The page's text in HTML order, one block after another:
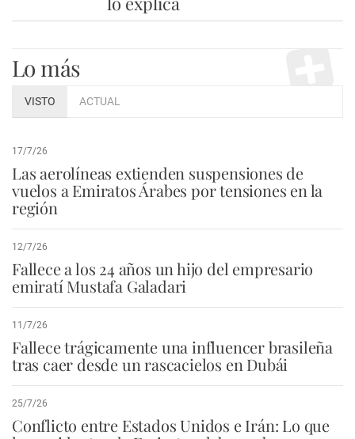
Lo más
VISTO ACTUAL
17/7/26
Las aerolíneas extienden suspensiones de
vuelos a Emiratos Árabes por tensiones en la
región
12/7/26
Fallece a los 24 años un hijo del empresario
emiratí Mustafa Galadari
11/7/26
Fallece trágicamente una influencer brasileña
tras caer desde un rascacielos en Dubái
25/7/26
Conflicto entre Estados Unidos e Irán: Lo que